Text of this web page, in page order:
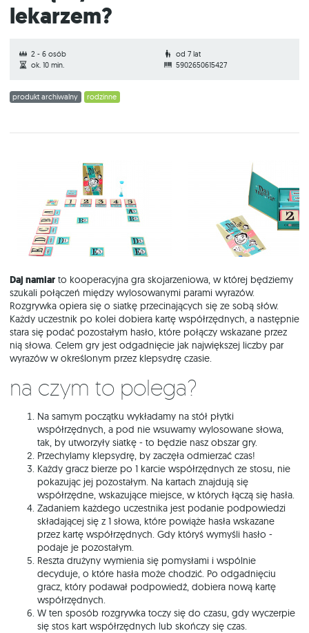
lekarzem?
2 - 6 osób
od 7 lat
ok. 10 min.
5902650615427
produkt archiwalny rodzinne
Daj namiar to kooperacyjna gra skojarzeniowa, w której będziemy
szukali połączeń między wylosowanymi parami wyrazów.
Rozgrywka opiera się o siatkę przecinających się ze sobą słów.
Każdy uczestnik po kolei dobiera kartę współrzędnych, a następnie
stara się podać pozostałym hasło, które połączy wskazane przez
nią słowa. Celem gry jest odgadnięcie jak największej liczby par
wyrazów w określonym przez klepsydrę czasie.
Na czym to polega?
Na samym początku wykładamy na stół płytki
współrzędnych, a pod nie wsuwamy wylosowane słowa,
tak, by utworzyły siatkę - to będzie nasz obszar gry.
Przechylamy klepsydrę, by zaczęła odmierzać czas!
Każdy gracz bierze po 1 karcie współrzędnych ze stosu, nie
pokazując jej pozostałym. Na kartach znajdują się
współrzędne, wskazujące miejsce, w których łączą się hasła.
Zadaniem każdego uczestnika jest podanie podpowiedzi
składającej się z 1 słowa, które powiąże hasła wskazane
przez kartę współrzędnych. Gdy któryś wymyśli hasło -
podaje je pozostałym.
Reszta drużyny wymienia się pomysłami i wspólnie
decyduje, o które hasła może chodzić. Po odgadnięciu
gracz, który podawał podpowiedź, dobiera nową kartę
współrzędnych.
W ten sposób rozgrywka toczy się do czasu, gdy wyczerpie
się stos kart współrzędnych lub skończy się czas.